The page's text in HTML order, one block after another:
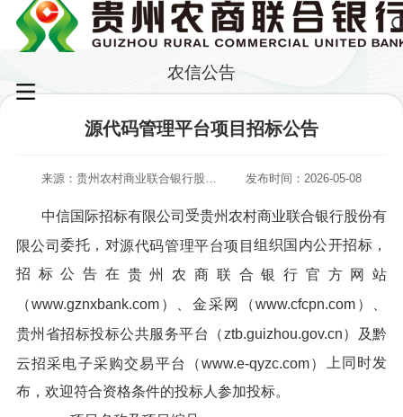
农信公告
源代码管理平台项目招标公告
发布时间：2026-05-08
中信国际招标有限公司 受贵州农村商业联合银行股份有
限公司委托，对源代码管理平台项目组织国内公开招标，
招标公告在 贵州农商联合银行官方网站
（www.gznxbank.com）、金采网（www.cfcpn.com）、
贵州省招标投标公共服务平台（ztb.guizhou.gov.cn）
及黔
云招采电子采购交易平台（www.e-qyzc.com）
上同时发
布，欢迎符合资格条件的投标人参加投标。